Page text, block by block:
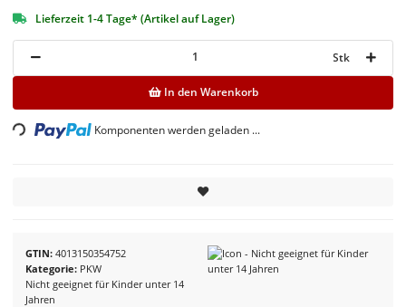
GTIN 4013150354752
Kategorie PKW
Nicht geeignet für Kinder unter 14
Jahren
Stk
In den Warenkorb
Komponenten werden geladen ...
Lieferzeit 1-4 Tage* (Artikel auf Lager)